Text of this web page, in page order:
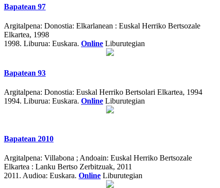
Bapatean 97
Argitalpena: Donostia: Elkarlanean : Euskal Herriko Bertsozale
Elkartea, 1998
1998. Liburua: Euskara. Online Liburutegian
Bapatean 93
Argitalpena: Donostia: Euskal Herriko Bertsolari Elkartea, 1994
1994. Liburua: Euskara. Online Liburutegian
Bapatean 2010
Argitalpena: Villabona ; Andoain: Euskal Herriko Bertsozale
Elkartea : Lanku Bertso Zerbitzuak, 2011
2011. Audioa: Euskara. Online Liburutegian